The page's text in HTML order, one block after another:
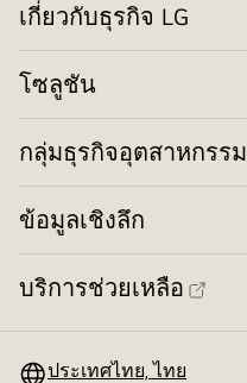
ออกแบบ
ทัน
สมัย
และ
เรียบ
ง่าย
เกี่ยวกับธุรกิจ LG
โซลูชัน
กลุ่มธุรกิจอุตสาหกรรม
ข้อมูลเชิงลึก
บริการช่วยเหลือ
ประเทศไทย, ไทย